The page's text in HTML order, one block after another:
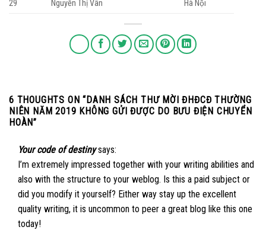
29 Nguyễn Thị Vân Hà Nội
6 THOUGHTS ON “DANH SÁCH THƯ MỜI ĐHĐCĐ THƯỜNG
NIÊN NĂM 2019 KHÔNG GỬI ĐƯỢC DO BƯU ĐIỆN CHUYỂN
HOÀN”
Your code of destiny says:
I’m extremely impressed together with your writing abilities and
also with the structure to your weblog. Is this a paid subject or
did you modify it yourself? Either way stay up the excellent
quality writing, it is uncommon to peer a great blog like this one
today!